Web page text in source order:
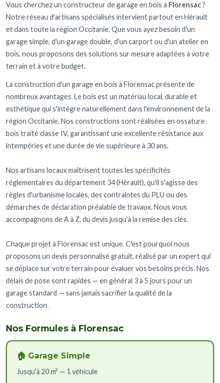
Vous cherchez un constructeur de garage en bois à Florensac?
Notre réseau d'artisans spécialisés intervient partout en Hérault
et dans toute la région Occitanie. Que vous ayez besoin d'un
garage simple, d'un garage double, d'un carport ou d'un atelier en
bois, nous proposons des solutions sur mesure adaptées à votre
terrain et à votre budget.
La construction d'un garage en bois à Florensac présente de
nombreux avantages. Le bois est un matériau local, durable et
esthétique qui s'intègre naturellement dans l'environnement de la
région Occitanie. Nos constructions sont réalisées en ossature
bois traité classe IV, garantissant une excellente résistance aux
intempéries et une durée de vie supérieure à 30 ans.
Nos artisans locaux maîtrisent toutes les spécificités
réglementaires du département 34 (Hérault), qu'il s'agisse des
règles d'urbanisme locales, des contraintes du PLU ou des
démarches de déclaration préalable de travaux. Nous vous
accompagnons de A à Z, du devis jusqu'à la remise des clés.
Chaque projet à Florensac est unique. C'est pourquoi nous
proposons un devis personnalisé gratuit, réalisé par un expert qui
se déplace sur votre terrain pour évaluer vos besoins précis. Nos
délais de pose sont rapides — en général 3 à 5 jours pour un
garage standard — sans jamais sacrifier la qualité de la
construction.
Nos Formules à Florensac
🏠 Garage Simple
Jusqu'à 20 m² — 1 véhicule